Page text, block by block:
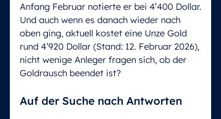
Anfang Februar notierte er bei 4’400 Dollar.
Und auch wenn es danach wieder nach
oben ging, aktuell kostet eine Unze Gold
rund 4’920 Dollar (Stand: 12. Februar 2026),
nicht wenige Anleger fragen sich, ob der
Goldrausch beendet ist?
Auf der Suche nach Antworten